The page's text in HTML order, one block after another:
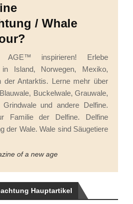
/ Whale
inspirieren! Erlebe
in Island, Norwegen, Mexiko,
der Antarktis. Lerne mehr über
Buckelwale, Grauwale,
und andere Delfine.
Familie der Delfine. Delfine
der Wale. Wale sind Säugetiere
of a new age
Hauptartikel